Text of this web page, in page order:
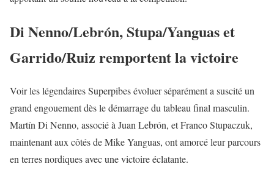
Di Nenno/Lebrón, Stupa/Yanguas et
Garrido/Ruiz remportent la victoire
Voir les légendaires Superpibes évoluer séparément a suscité un
grand engouement dès le démarrage du tableau final masculin.
Martín Di Nenno, associé à Juan Lebrón, et Franco Stupaczuk,
maintenant aux côtés de Mike Yanguas, ont amorcé leur parcours
en terres nordiques avec une victoire éclatante.